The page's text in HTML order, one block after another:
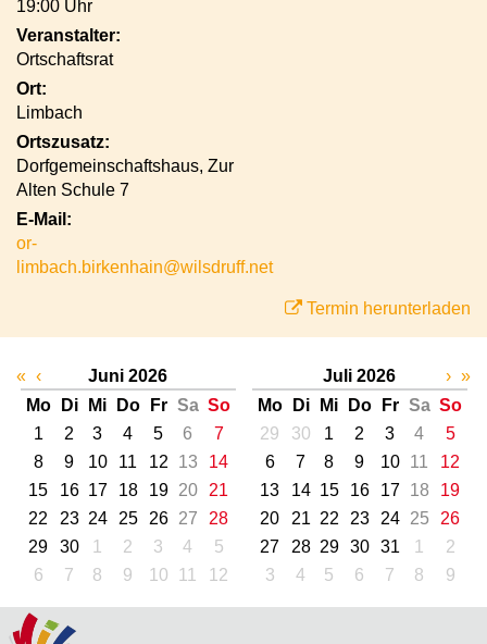
19:00 Uhr
Veranstalter:
Ortschaftsrat
Ort:
Limbach
Ortszusatz:
Dorfgemeinschaftshaus, Zur
Alten Schule 7
E-Mail:
or-
limbach.birkenhain@wilsdruff.net
Termin herunterladen
« ‹
Juni 2026
Mo
Di Mi Do Fr Sa So
1
2 3 4 5 6
7
8
9 10 11 12 13
14
15
16 17 18 19 20
21
22
23 24 25 26 27
28
29
30 1 2 3 4
5
6
7 8 9 10 11 12
Juli 2026
Mo
Di Mi Do Fr Sa So
29
30 1 2 3 4
5
6
7 8 9 10 11
12
13
14 15 16 17 18
19
20
21 22 23 24 25
26
27
28 29 30 31 1
2
3
4 5 6 7 8 9
› »